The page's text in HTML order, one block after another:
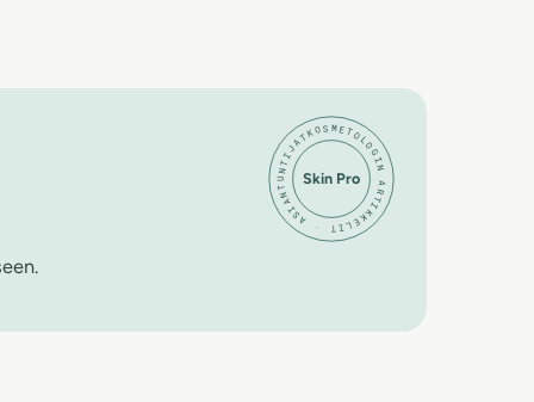
KOSMETOLOGIN ARTIKKELIT · ASIANTUNTIJATIETO ·
Skin Pro